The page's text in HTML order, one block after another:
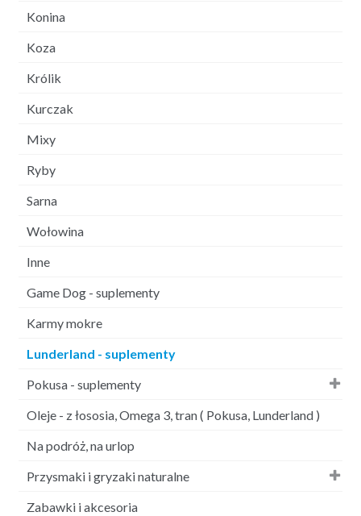
Konina
Koza
Królik
Kurczak
Mixy
Ryby
Sarna
Wołowina
Inne
Game Dog - suplementy
Karmy mokre
Lunderland - suplementy
Pokusa - suplementy
Oleje - z łososia, Omega 3, tran ( Pokusa, Lunderland )
Na podróż, na urlop
Przysmaki i gryzaki naturalne
Zabawki i akcesoria